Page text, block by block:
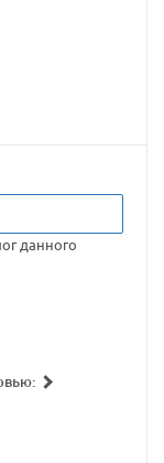
данного